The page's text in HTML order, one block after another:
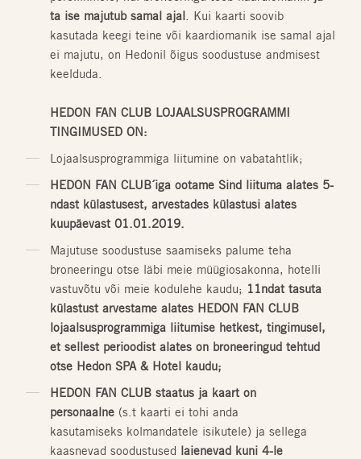
ta ise majutub samal ajal. Kui kaarti soovib
kasutada keegi teine või kaardiomanik ise samal ajal
ei majutu, on Hedonil õigus soodustuse andmisest
keelduda.
HEDON FAN CLUB LOJAALSUSPROGRAMMI
TINGIMUSED ON:
Lojaalsusprogrammiga liitumine on vabatahtlik;
HEDON FAN CLUB´iga ootame Sind liituma alates 5-
ndast külastusest, arvestades külastusi alates
kuupäevast 01.01.2019.
Majutuse soodustuse saamiseks palume teha
broneeringu otse läbi meie müügiosakonna, hotelli
vastuvõtu või meie kodulehe kaudu; 11ndat tasuta
külastust arvestame alates HEDON FAN CLUB
lojaalsusprogrammiga liitumise hetkest, tingimusel,
et sellest perioodist alates on broneeringud tehtud
otse Hedon SPA & Hotel kaudu;
HEDON FAN CLUB staatus ja kaart on
personaalne (s.t kaarti ei tohi anda
kasutamiseks kolmandatele isikutele) ja sellega
kaasnevad soodustused laienevad kuni 4-le